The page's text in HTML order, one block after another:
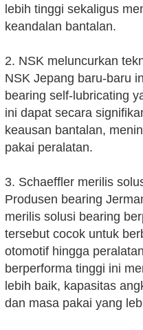
lebih tinggi sekaligus
keandalan bantalan.
2. NSK meluncurkan
NSK Jepang baru-baru
bearing self-lubricating
ini dapat secara
keausan bantalan,
pakai peralatan.
3. Schaeffler merilis
Produsen bearing
merilis solusi bearing
tersebut cocok untuk
otomotif hingga
berperforma tinggi ini
lebih baik, kapasitas
dan masa pakai yang